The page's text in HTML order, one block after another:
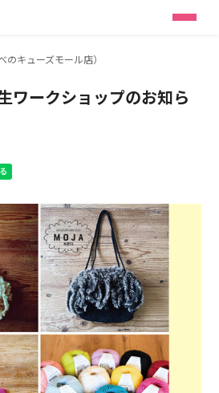
のキューズモール店）
ークショップのお知ら